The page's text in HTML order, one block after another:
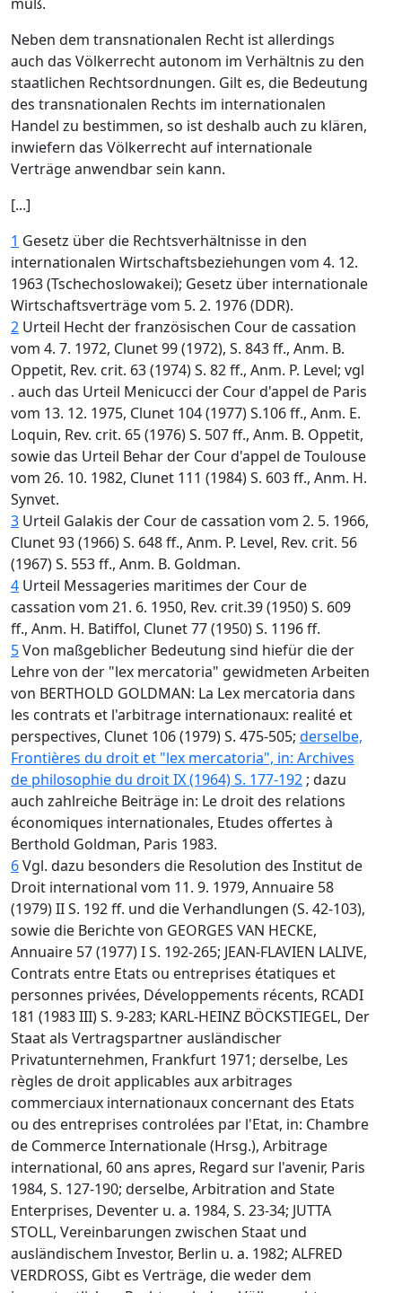
Neben dem transnationalen Recht ist allerdings
auch das Völkerrecht autonom im Verhältnis zu den
staatlichen Rechtsordnungen. Gilt es, die Bedeutung
des transnationalen Rechts im internationalen
Handel zu bestimmen, so ist deshalb auch zu klären,
inwiefern das Völkerrecht auf internationale
Verträge anwendbar sein kann.
[...]
1 Gesetz über die Rechtsverhältnisse in den
internationalen Wirtschaftsbeziehungen vom 4. 12.
1963 (Tschechoslowakei); Gesetz über internationale
Wirtschaftsverträge vom 5. 2. 1976 (DDR).
2 Urteil Hecht der französischen Cour de cassation
vom 4. 7. 1972, Clunet 99 (1972), S. 843 ff., Anm. B.
Oppetit, Rev. crit. 63 (1974) S. 82 ff., Anm. P. Level; vgl
. auch das Urteil Menicucci der Cour d'appel de Paris
vom 13. 12. 1975, Clunet 104 (1977) S.106 ff., Anm. E.
Loquin, Rev. crit. 65 (1976) S. 507 ff., Anm. B. Oppetit,
sowie das Urteil Behar der Cour d'appel de Toulouse
vom 26. 10. 1982, Clunet 111 (1984) S. 603 ff., Anm. H.
Synvet.
3 Urteil Galakis der Cour de cassation vom 2. 5. 1966,
Clunet 93 (1966) S. 648 ff., Anm. P. Level, Rev. crit. 56
(1967) S. 553 ff., Anm. B. Goldman.
4 Urteil Messageries maritimes der Cour de
cassation vom 21. 6. 1950, Rev. crit.39 (1950) S. 609
ff., Anm. H. Batiffol, Clunet 77 (1950) S. 1196 ff.
5Von maßgeblicher Bedeutung sind hiefür die der
Lehre von der "lex mercatoria" gewidmeten Arbeiten
von BERTHOLD GOLDMAN: La Lex mercatoria dans
les contrats et l'arbitrage internationaux: realité et
perspectives, Clunet 106 (1979) S. 475-505; derselbe,
Frontières du droit et "lex mercatoria", in: Archives
de philosophie du droit IX (1964) S. 177-192 ; dazu
auch zahlreiche Beiträge in: Le droit des relations
économiques internationales, Etudes offertes à
Berthold Goldman, Paris 1983.
6Vgl. dazu besonders die Resolution des Institut de
Droit international vom 11. 9. 1979, Annuaire 58
(1979) II S. 192 ff. und die Verhandlungen (S. 42-103),
sowie die Berichte von GEORGES VAN HECKE,
Annuaire 57 (1977) I S. 192-265; JEAN-FLAVIEN LALIVE,
Contrats entre Etats ou entreprises étatiques et
personnes privées, Développements récents, RCADI
181 (1983 III) S. 9-283; KARL-HEINZ BÖCKSTIEGEL, Der
Staat als Vertragspartner ausländischer
Privatunternehmen, Frankfurt 1971; derselbe, Les
règles de droit applicables aux arbitrages
commerciaux internationaux concernant des Etats
ou des entreprises controlées par l'Etat, in: Chambre
de Commerce Internationale (Hrsg.), Arbitrage
international, 60 ans apres, Regard sur l'avenir, Paris
1984, S. 127-190; derselbe, Arbitration and State
Enterprises, Deventer u. a. 1984, S. 23-34; JUTTA
STOLL, Vereinbarungen zwischen Staat und
ausländischem Investor, Berlin u. a. 1982; ALFRED
VERDROSS, Gibt es Verträge, die weder dem